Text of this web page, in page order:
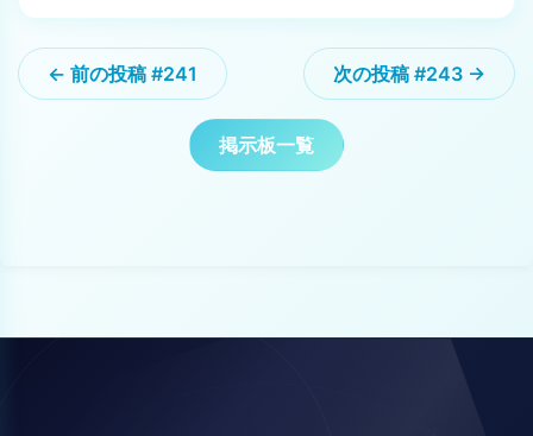
← 前の投稿 #241
掲示板一覧
次の投稿 #243 →